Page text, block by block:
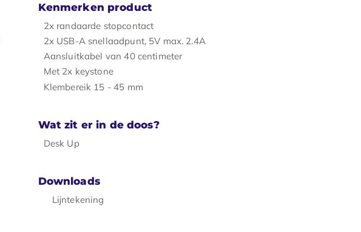
Kenmerken product
2x randaarde stopcontact
2x USB-A snellaadpunt, 5V max. 2.4A
Aansluitkabel van 40 centimeter
Met 2x keystone
Klembereik 15 - 45 mm
Wat zit er in de doos?
Desk Up
Downloads
Lijntekening